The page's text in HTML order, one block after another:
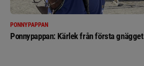
PONNYPAPPAN
Ponnypappan: Kärlek från första gnägget